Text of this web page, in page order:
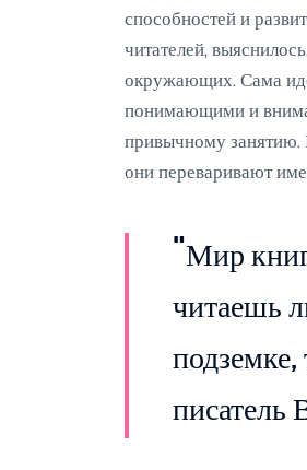
способностей и
читателей,
окружающих. Сама
понимающими и
привычному
они переваривают
"Мир
читаешь
писатель